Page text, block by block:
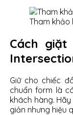
Tham khảo
Cách
Giữ cho chiếc
chuẩn form là
khách hàng.
giản nhưng hiệu